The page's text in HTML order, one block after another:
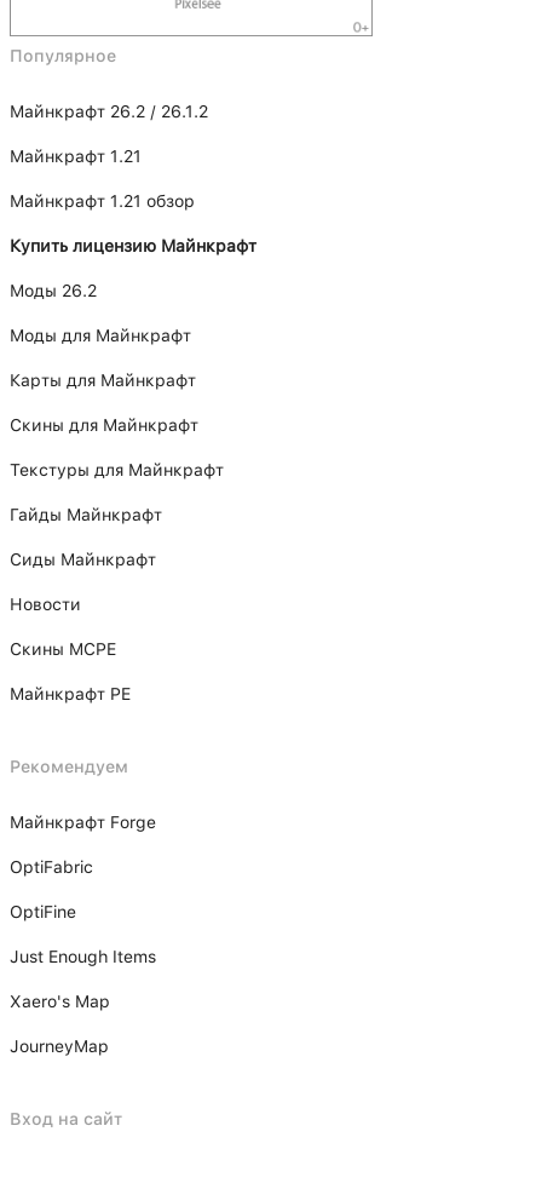
Популярное
Майнкрафт 26.2 / 26.1.2
Майнкрафт 1.21
Майнкрафт 1.21 обзор
Купить лицензию Майнкрафт
Моды 26.2
Моды для Майнкрафт
Карты для Майнкрафт
Скины для Майнкрафт
Текстуры для Майнкрафт
Гайды Майнкрафт
Сиды Майнкрафт
Новости
Скины MCPE
Майнкрафт PE
Рекомендуем
Майнкрафт Forge
OptiFabric
OptiFine
Just Enough Items
Xаero's Mаp
JourneyMap
Вход на сайт